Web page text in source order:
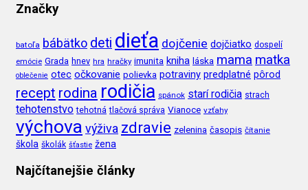
Značky
batoľa bábätko deti dieťa dojčenie dojčiatko dospelí
emócie Grada hnev hra hračky imunita kniha láska mama matka
oblečenie otec očkovanie polievka potraviny predplatné pôrod
recept rodina rodičia spánok starí rodičia strach
tehotenstvo tehotná tlačová správa Vianoce vzťahy
výchova výživa zdravie zelenina časopis čítanie
škola školák šťastie žena
Najčítanejšie články